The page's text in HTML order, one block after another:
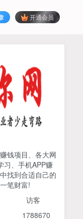
开通会员
，把流量转化
...
实战课：10分钟
支付登陆对接，
流程
425人已阅读
钱项目、各大网
习、手机APP赚
找到合适自己的
笔财富!
访客
1788670